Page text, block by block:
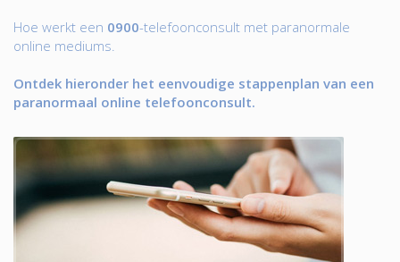
Hoe werkt een 0900-telefoonconsult met paranormale
online mediums.
Ontdek hieronder het eenvoudige stappenplan van een
paranormaal online telefoonconsult.